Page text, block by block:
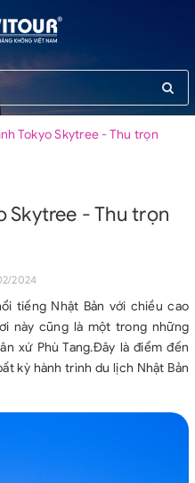
Tokyo Skytree - Thu trọn
Skytree - Thu trọn
2024
tiếng Nhật Bản với chiều cao
này cũng là một trong những
xứ Phù Tang.Đây là điểm đến
kỳ hành trình du lịch Nhật Bản